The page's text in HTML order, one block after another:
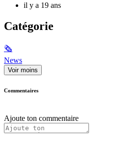
il y a 19 ans
Catégorie
🗞
News
Voir moins
Commentaires
Ajoute ton commentaire